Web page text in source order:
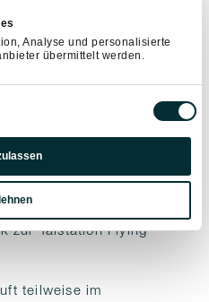
Analyse und personalisierte
übermittelt werden.
1062 hm Abstieg – Start
von der Bergstation
derSeilbahn
über das Grieskareck,
Ahornkopf zur Schüttalm.
oder man wechselt in den
zur Talstation Flying
teilweise im